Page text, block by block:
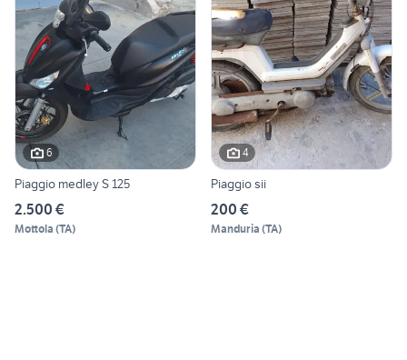
6
Piaggio medley S 125
2.500 €
Mottola (TA)
4
Piaggio sii
200 €
Manduria (TA)